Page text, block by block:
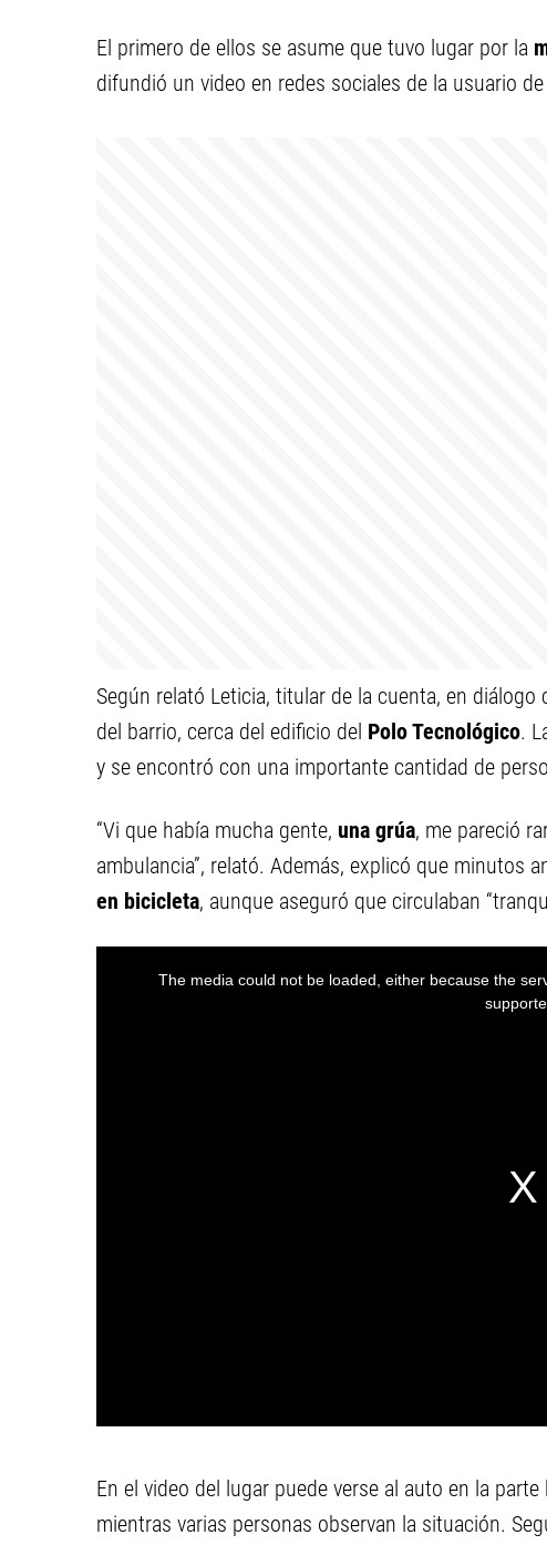
El primero de ellos se asume que tuvo lugar por la
difundió un video en redes sociales de la usuario
Según relató Leticia, titular de la cuenta, en diálogo
del barrio, cerca del edificio del Polo Tecnológico.
y se encontró con una importante cantidad de
“Vi que había mucha gente, una grúa, me pareció
ambulancia”, relató. Además, explicó que minutos
en bicicleta, aunque aseguró que circulaban
En el video del lugar puede verse al auto en la
mientras varias personas observan la situación.